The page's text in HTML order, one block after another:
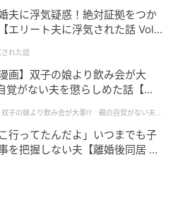
夫に浮気疑惑！絶対証拠をつか
エリート夫に浮気された話 Vol.
れた話
画】双子の娘より飲み会が大
がない夫を懲らしめた話【第1
双子の娘より飲み会が大事!? 親の自覚がない夫を
行ってたんだよ」いつまでも子
を把握しない夫【離婚後同居 Vo